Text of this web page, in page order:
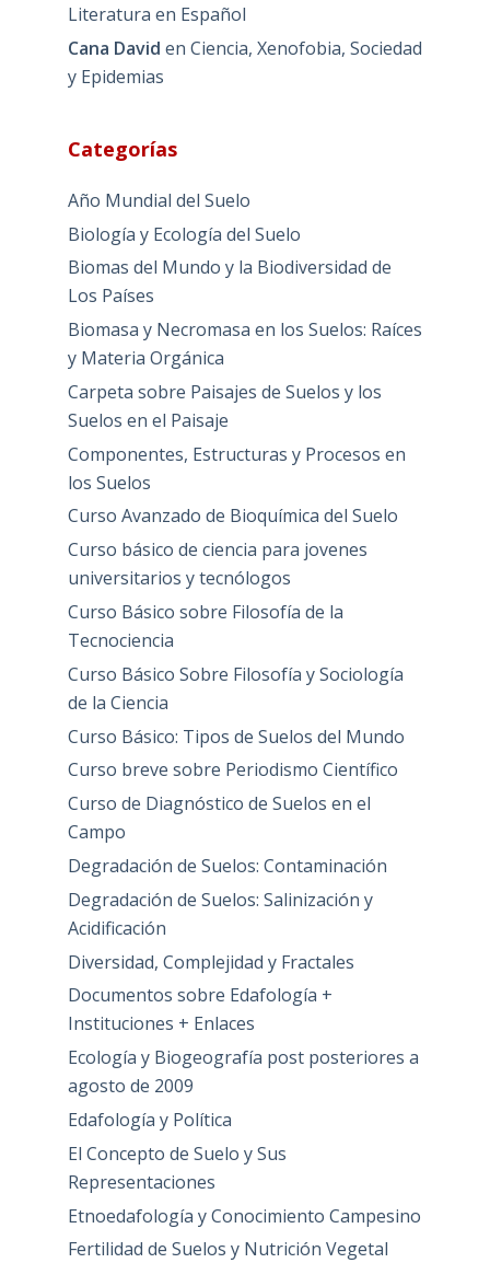
Literatura en Español
Cana David en Ciencia, Xenofobia, Sociedad
y Epidemias
Categorías
Año Mundial del Suelo
Biología y Ecología del Suelo
Biomas del Mundo y la Biodiversidad de
Los Países
Biomasa y Necromasa en los Suelos: Raíces
y Materia Orgánica
Carpeta sobre Paisajes de Suelos y los
Suelos en el Paisaje
Componentes, Estructuras y Procesos en
los Suelos
Curso Avanzado de Bioquímica del Suelo
Curso básico de ciencia para jovenes
universitarios y tecnólogos
Curso Básico sobre Filosofía de la
Tecnociencia
Curso Básico Sobre Filosofía y Sociología
de la Ciencia
Curso Básico: Tipos de Suelos del Mundo
Curso breve sobre Periodismo Científico
Curso de Diagnóstico de Suelos en el
Campo
Degradación de Suelos: Contaminación
Degradación de Suelos: Salinización y
Acidificación
Diversidad, Complejidad y Fractales
Documentos sobre Edafología +
Instituciones + Enlaces
Ecología y Biogeografía post posteriores a
agosto de 2009
Edafología y Política
El Concepto de Suelo y Sus
Representaciones
Etnoedafología y Conocimiento Campesino
Fertilidad de Suelos y Nutrición Vegetal